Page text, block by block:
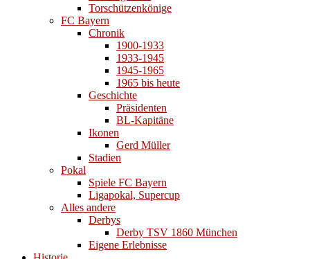
Torschützenkönige
FC Bayern
Chronik
1900-1933
1933-1945
1945-1965
1965 bis heute
Geschichte
Präsidenten
BL-Kapitäne
Ikonen
Gerd Müller
Stadien
Pokal
Spiele FC Bayern
Ligapokal, Supercup
Alles andere
Derbys
Derby TSV 1860 München
Eigene Erlebnisse